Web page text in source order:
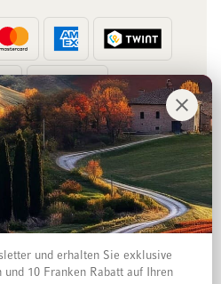
Rechnung
und erhalten Sie exklusive
und 10 Franken Rabatt auf Ihren